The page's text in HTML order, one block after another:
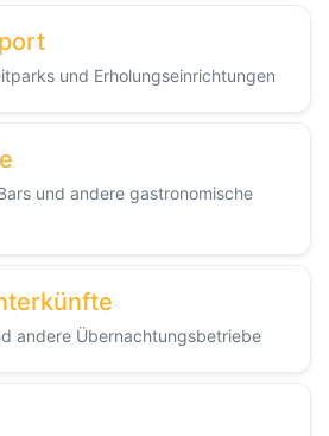
und Erholungseinrichtungen
und andere gastronomische
andere Übernachtungsbetriebe